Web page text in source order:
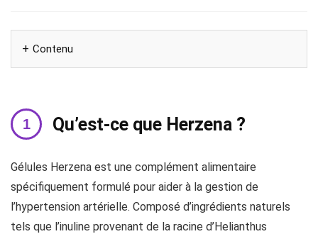
Contenu
Qu’est-ce que Herzena ?
Gélules Herzena est une complément alimentaire
spécifiquement formulé pour aider à la gestion de
l’hypertension artérielle. Composé d’ingrédients naturels
tels que l’inuline provenant de la racine d’Helianthus